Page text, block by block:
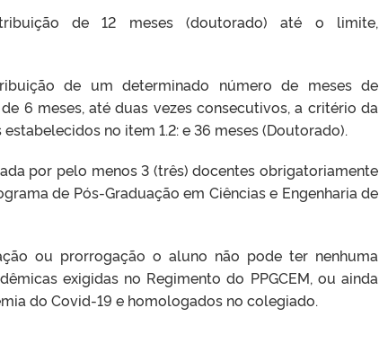
de 12 meses (doutorado) até o limite,
de um determinado número de meses de
6 meses, até duas vezes consecutivos, a critério da
no item 1.2: e 36 meses (Doutorado).
por pelo menos 3 (três) docentes obrigatoriamente
de Pós-Graduação em Ciências e Engenharia de
ou prorrogação o aluno não pode ter nenhuma
exigidas no Regimento do PPGCEM, ou ainda
do Covid-19 e homologados no colegiado.